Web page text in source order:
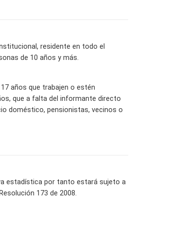
residente en todo el
de 10 años y más.
años que trabajen o estén
que a falta del informante directo
doméstico, pensionistas, vecinos o
estadística por tanto estará sujeto a
173 de 2008.